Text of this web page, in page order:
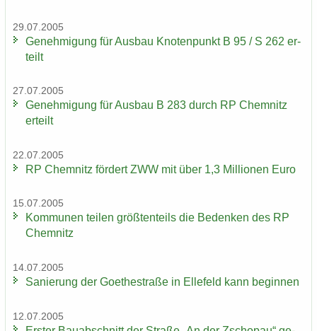
29.07.2005
Ge­neh­mi­gung für Aus­bau Kno­ten­punkt B 95 / S 262 er­
teilt
27.07.2005
Ge­neh­mi­gung für Aus­bau B 283 durch RP Chem­nitz
er­teilt
22.07.2005
RP Chem­nitz för­dert ZWW mit über 1,3 Mil­lio­nen Euro
15.07.2005
Kom­mu­nen tei­len größ­ten­teils die Be­den­ken des RP
Chem­nitz
14.07.2005
Sa­nie­rung der Goe­the­stra­ße in El­le­feld kann be­gin­nen
12.07.2005